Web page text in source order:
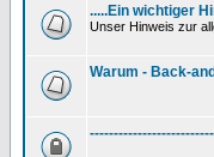
.....Ein wichtiger
Unser Hinweis zur
Warum - Back-